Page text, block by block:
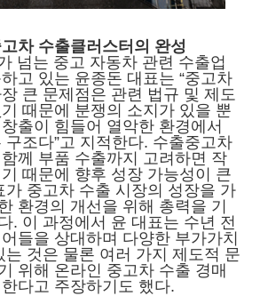
차 수출클러스터의 완성
넘는 중고 자동차 관련 수출업
고 있는 윤종돈 대표는 “중고차
큰 문제점은 관련 법규 및 제도
때문에 분쟁의 소지가 있을 뿐
출이 힘들어 열악한 환경에서
구조다”고 지적한다. 수출중고차
께 부품 수출까지 고려하면 작
때문에 향후 성장 가능성이 큰
가 중고차 수출 시장의 성장을 가
환경의 개선을 위해 총력을 기
. 이 과정에서 윤 대표는 수년 전
들을 상대하며 다양한 부가가치
는 것은 물론 여러 가지 제도적 문
위해 온라인 중고차 수출 경매
다고 주장하기도 했다.